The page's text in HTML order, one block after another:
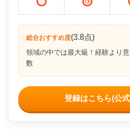
総合おすすめ度(3.8点)
領域の中では最大級！経験より
数
登録はこちら(公